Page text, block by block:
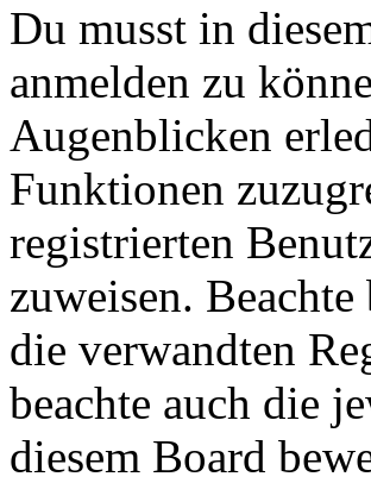
Du musst in
anmelden zu
Augenblicken
Funktionen
registrierten
zuweisen.
die verwandten
beachte auch die
diesem Board